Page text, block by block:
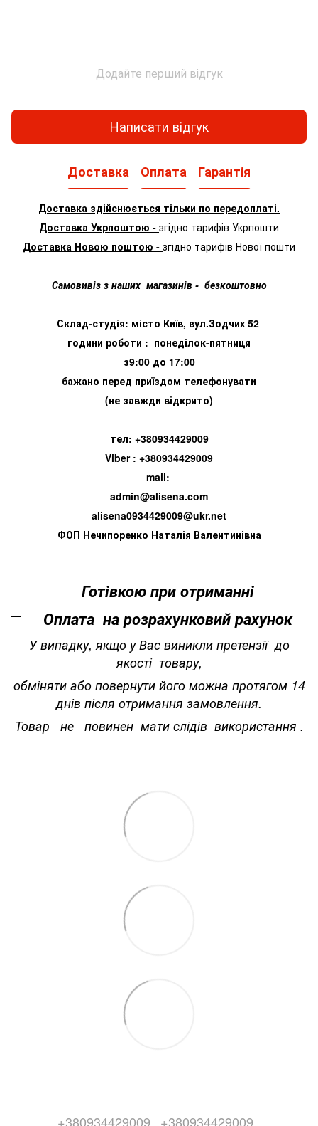
Додайте перший відгук
Написати відгук
Доставка Оплата Гарантія
Доставка здійснюється тільки по передоплаті.
Доставка Укрпоштою - згідно тарифів Укрпошти
Доставка Новою поштою - згідно тарифів Нової пошти
Самовивіз з наших магазинів - безкоштовно
Склад-студія: місто Київ, вул.Зодчих 52
години роботи : понеділок-пятниця
з9:00 до 17:00
бажано перед приїздом телефонувати
(не завжди відкрито)
тел: +380934429009
Viber : +380934429009
mail:
admin@alisena.com
alisena0934429009@ukr.net
ФОП Нечипоренко Наталія Валентинівна
Готівкою при отриманні
Оплата на розрахунковий рахунок
У випадку, якщо у Вас виникли претензії до
якості товару,
обміняти або повернути його можна протягом 14
днів після отримання замовлення.
Товар не повинен мати слідів використання .
+380934429009 +380934429009